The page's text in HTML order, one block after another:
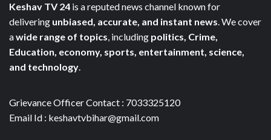
Keshav TV 24 is a reputed news channel known for
delivering unbiased, accurate, and instant news. We cover
awide range of topics, including politics, Crime,
Education, economy, sports, entertainment, science,
and technology.
Grievance Officer Contact : 7033325120
Email Id : keshavtvbihar@gmail.com